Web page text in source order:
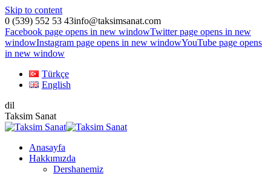
Skip to content
0 (539) 552 53 43info@taksimsanat.com
Facebook page opens in new windowTwitter page opens in new
windowInstagram page opens in new windowYouTube page opens
in new window
Türkçe
English
dil
Taksim Sanat
Anasayfa
Hakkımızda
Dershanemiz